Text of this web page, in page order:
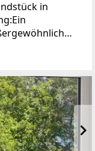
in
umliegende